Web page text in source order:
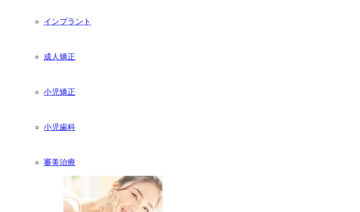
インプラント
成人矯正
小児矯正
小児歯科
審美治療